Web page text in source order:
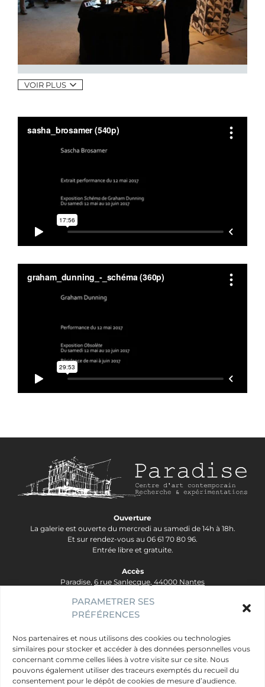
PARAMETRER SES
PRÉFÉRENCES
Nos partenaires et nous utilisons des cookies ou technologies
similaires pour stocker et accéder à des données personnelles vous
concernant comme celles liées à votre visite sur ce site. Nous
pouvons également utiliser des traceurs exemptés du recueil du
consentement pour le dépôt de cookies de mesure d’audience.
VOIR PLUS
Ouverture
La galerie est ouverte du mercredi au samedi de 14h à 18h.
Et sur rendez-vous au 06 61 70 80 96.
Entrée libre et gratuite.
Accès
Paradise, 6 rue Sanlecque, 44000 Nantes
contact@galerie-paradise.fr
Paradise
Artistes
Évènements
Publics